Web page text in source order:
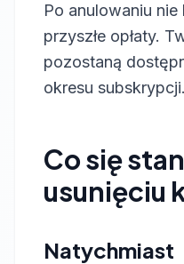
Po anulowaniu
przyszłe opłaty.
pozostaną
okresu subskrypcji.
Co się
usunięciu
Natychmiast